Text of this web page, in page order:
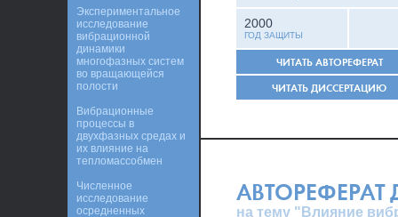
2000
ГОД ЗАЩИТЫ
ЧИТАТЬ АВТОРЕФЕРАТ
ЧИТАТЬ ДИССЕРТАЦИЮ
АВТОРЕФЕРАТ
на тему "Влияние
Экспериментальное
исследование
вибрационной
динамики
многофазных систем
во вращающейся
полости
Вибрационные
процессы в
двухфазных средах и
их влияние на
тепломассобмен
Численное
исследование
осредненных